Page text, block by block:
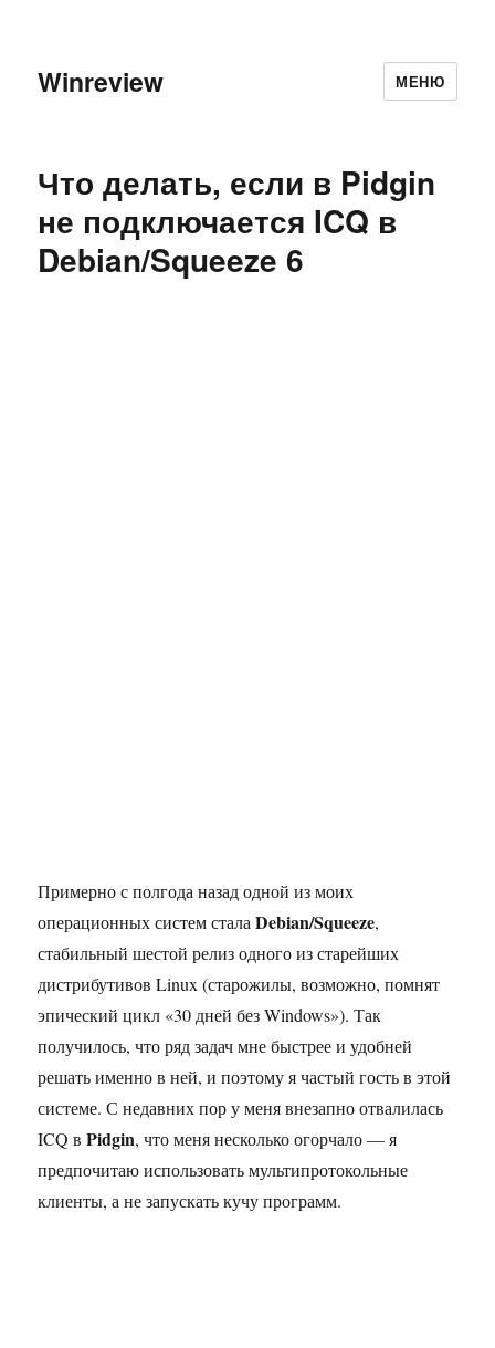
Winreview МЕНЮ
Что делать, если в Pidgin
не подключается ICQ в
Debian/Squeeze 6
Примерно с полгода назад одной из моих
операционных систем сталаDebian/Squeeze,
стабильный шестой релиз одного из старейших
дистрибутивов Linux (старожилы, возможно, помнят
эпический цикл «30 дней без Windows»). Так
получилось, что ряд задач мне быстрее и удобней
решать именно в ней, и поэтому я частый гость в этой
системе. С недавних пор у меня внезапно отвалилась
ICQ вPidgin, что меня несколько огорчало — я
предпочитаю использовать мультипротокольные
клиенты, а не запускать кучу программ.